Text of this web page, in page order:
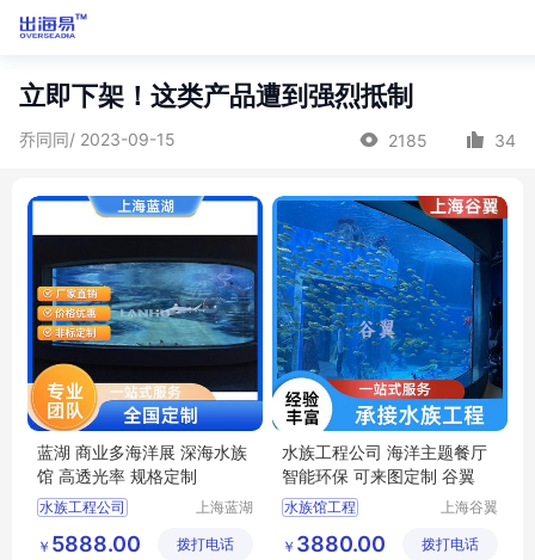
立即下架！这类产品遭到强烈抵制
乔同同/ 2023-09-15 2185 34
蓝湖 商业多海洋展 深海水族
馆 高透光率 规格定制
水族工程公司
酒店水族工程
上海蓝湖
有限公司
￥ 5888.00 拨打电话
水族工程公司 海洋主题餐厅
智能环保 可来图定制 谷翼
水族馆工程
水族工程建造
上海谷翼
有限公司
￥ 3880.00 拨打电话